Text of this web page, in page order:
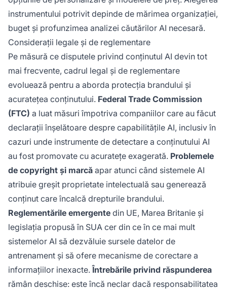
instrumentului potrivit depinde de mărimea organizației,
buget și profunzimea analizei căutărilor AI necesară.
Considerații legale și de reglementare
Pe măsură ce disputele privind conținutul AI devin tot
mai frecvente, cadrul legal și de reglementare
evoluează pentru a aborda protecția brandului și
acuratețea conținutului. Federal Trade Commission
(FTC) a luat măsuri împotriva companiilor care au făcut
declarații înșelătoare despre capabilitățile AI, inclusiv în
cazuri unde instrumente de detectare a conținutului AI
au fost promovate cu acuratețe exagerată. Problemele
de copyright și marcă apar atunci când sistemele AI
atribuie greșit proprietate intelectuală sau generează
conținut care încalcă drepturile brandului.
Reglementările emergente din UE, Marea Britanie și
legislația propusă în SUA cer din ce în ce mai mult
sistemelor AI să dezvăluie sursele datelor de
antrenament și să ofere mecanisme de corectare a
informațiilor inexacte.Întrebările privind răspunderea
rămân deschise: este încă neclar dacă responsabilitatea